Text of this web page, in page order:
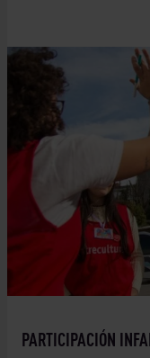
PARTICIPACIÓN